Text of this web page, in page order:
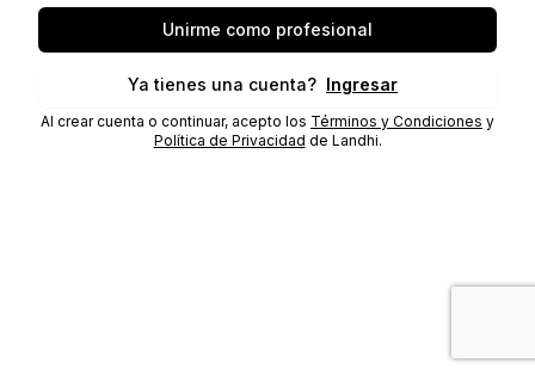
Unirme como profesional
Ya tienes una cuenta? Ingresar
Al crear cuenta o continuar, acepto los Términos y Condiciones y
Política de Privacidad de Landhi.